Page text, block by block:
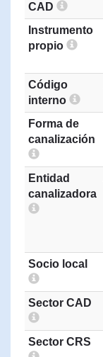
CAD
Instrumento
propio
Código
interno
Forma de
canalización
Entidad
canalizadora
Socio local
Sector CAD
Sector CRS